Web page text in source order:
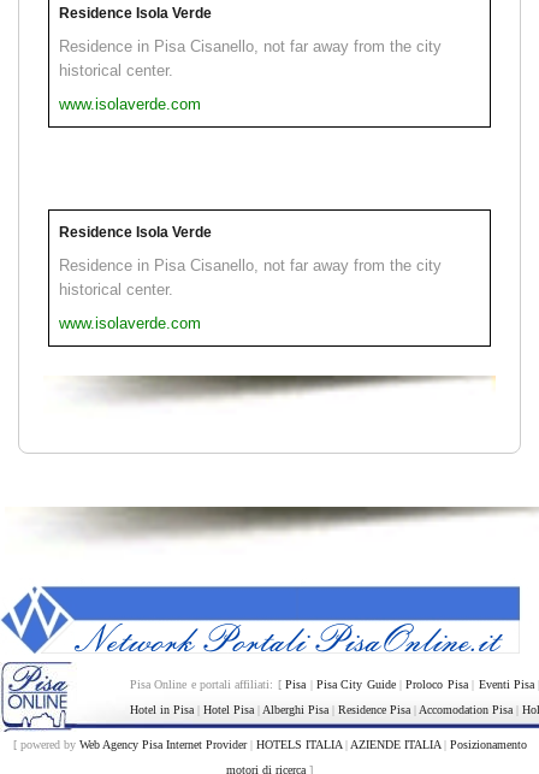
Residence Isola Verde
Residence in Pisa Cisanello, not far away from the city
historical center.
www.isolaverde.com
Residence Isola Verde
Residence in Pisa Cisanello, not far away from the city
historical center.
www.isolaverde.com
Pisa Online e portali affiliati: [Pisa | Pisa City Guide|Proloco Pisa| Eventi Pisa
Hotel in Pisa | Hotel Pisa | Alberghi Pisa | Residence Pisa | Accomodation Pisa |
[ powered by Web Agency Pisa Internet Provider| HOTELS ITALIA| AZIENDE ITALIA| Posizionamento
motori di ricerca ]